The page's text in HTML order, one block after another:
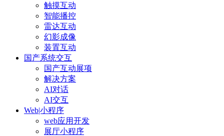
触摸互动
智能播控
雷达互动
幻影成像
装置互动
国产系统交互
国产互动展项
解决方案
AI对话
AI交互
Web|小程序
web应用开发
展厅小程序